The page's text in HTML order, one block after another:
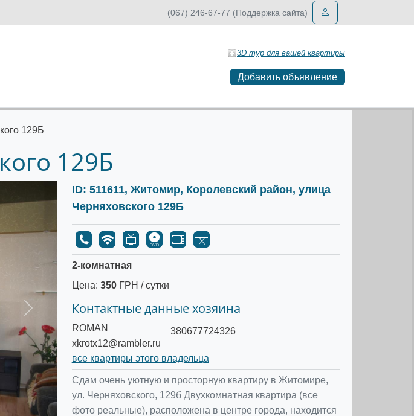
(067) 246-67-77 (Поддержка сайта)
3D тур для вашей квартиры
Добавить объявление
129Б
129Б
Следующее
ID: 511611, Житомир, Королевский район, улица
Черняховского 129Б
2-комнатная
Цена: 350ГРН / сутки
Контактные данные хозяина
ROMAN
xkrotx12@rambler.ru
380677724326
все квартиры этого владельца
Сдам очень уютную и просторную квартиру в Житомире,
ул. Черняховского, 129б Двухкомнатная квартира (все
фото реальные), расположена в центре города, находится